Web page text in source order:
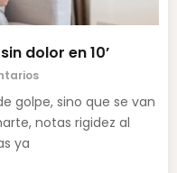
dolor en 10’
golpe, sino que se van
notas rigidez al
ya